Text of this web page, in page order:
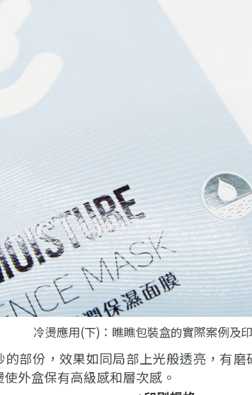
冷燙應用(下)：瞧瞧包裝盒的實際案例及
的部份，效果如同局部上光般透亮，有
外盒保有高級感和層次感。